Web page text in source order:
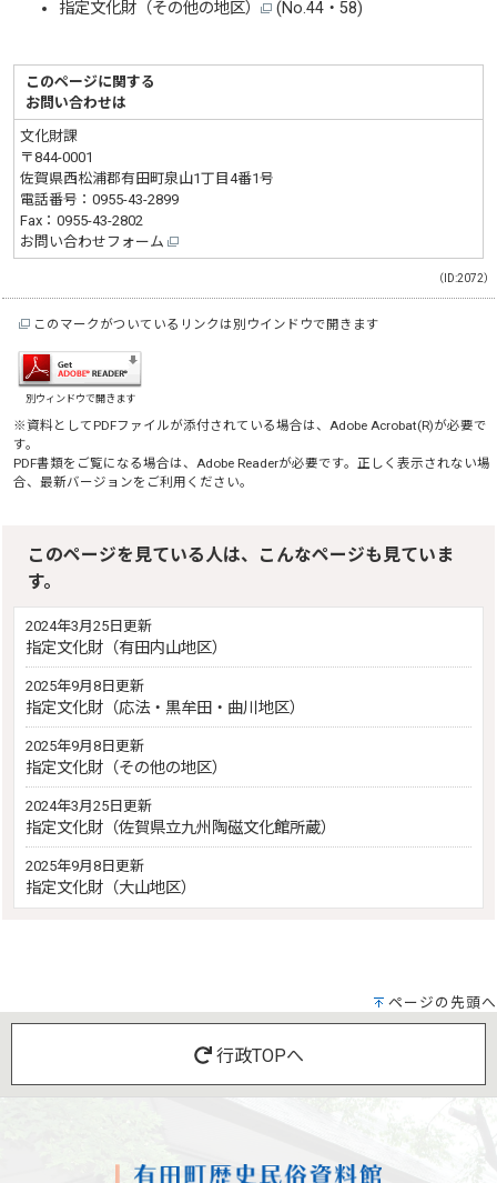
指定文化財 （その他の地区） (No.44・58)
このページに関する
お問い合わせは
文化財課
〒844-0001
佐賀県西松浦郡有田町泉山1丁目4番1号
電話番号：0955-43-2899
Fax：0955-43-2802
お問い合わせフォーム
（ID:2072）
このマークがついているリンクは別ウインドウで開きます
別ウィンドウで開きます
※資料としてPDFファイルが添付されている場合は、Adobe Acrobat(R)が必要で
す。
PDF書類をご覧になる場合は、Adobe Readerが必要です。正しく表示されない場
合、最新バージョンをご利用ください。
このページを見ている人は、こんなページも見ていま
す。
2024年3月25日更新
指定文化財（有田内山地区）
2025年9月8日更新
指定文化財（応法・黒牟田・曲川地区）
2025年9月8日更新
指定文化財（その他の地区）
2024年3月25日更新
指定文化財（佐賀県立九州陶磁文化館所蔵）
2025年9月8日更新
指定文化財（大山地区）
ページの先頭へ
行政TOPへ